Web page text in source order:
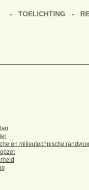
TOELICHTING
en milieutechnische